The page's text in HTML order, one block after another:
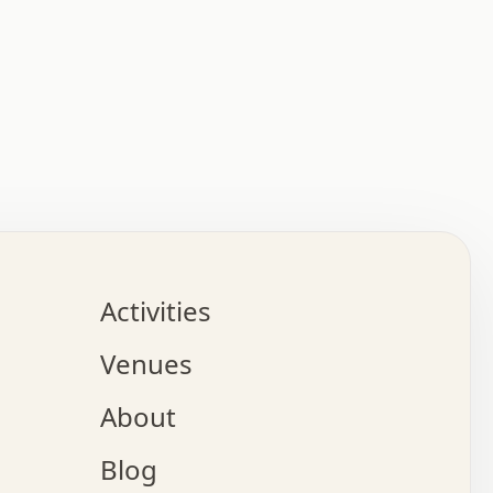
.   .   .   .   .   .   .   .   x   .   .   .   .
o   .   .   .   .   .   .   .   .   x   .   .   .
.   .   .   :   .   .   .   x   .   .   .   :   .
.   .   .   +   .   .   .   .   .   .   .   .   x
.   .   x   .   .   .   .   .   .   :   .   .   .
.   .   .   .   .   +   .   .   .   .   x   .   .
.   .   .   .   x   .   .   o   .   .   .   .   .
.   .   .   .   .   .   .   .   .   .   .   .   .
Activities
Venues
About
Blog